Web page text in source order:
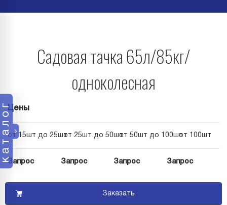
каталог
Садовая тачка 65л/85кг/
одноколесная
Цены
от 15шт до 25штот 25шт до 50штот 50шт до 100штот 100шт
Запрос Запрос Запрос Запрос
Заказать